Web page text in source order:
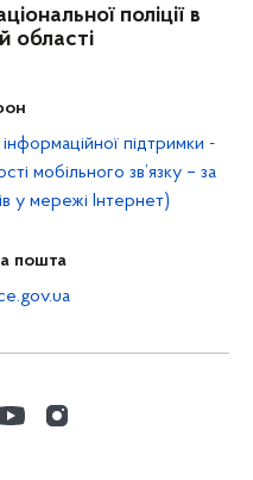
поліції в
області
підтримки -
мобільного зв’язку – за
у мережі Інтернет)
пошта